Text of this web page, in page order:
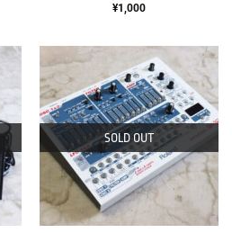
¥1,000
SOLD OUT